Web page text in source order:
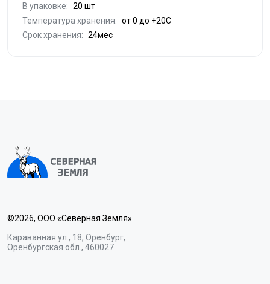
В упаковке: 20 шт
Температура хранения: от 0 до +20С
Срок хранения: 24мес
©2026, ООО «Северная Земля»
Караванная ул., 18, Оренбург,
Оренбургская обл., 460027